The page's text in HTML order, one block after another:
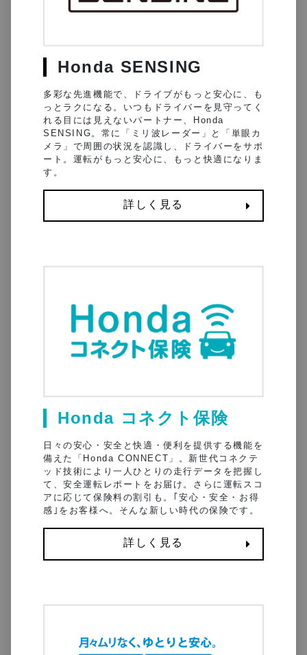
Honda SENSING
多彩な先進機能で、ドライブがもっと安心に、も
っとラクになる。いつもドライバーを見守ってく
れる目には見えないパートナー、Honda
SENSING。常に「ミリ波レーダー」と「単眼カ
メラ」で周囲の状況を認識し、ドライバーをサポ
ート。運転がもっと安心に、もっと快適になりま
す。
詳しく見る
Honda コネクト保険
日々の安心・安全と快適・便利を提供する機能を
備えた「Honda CONNECT」。新世代コネクテ
ッド技術により一人ひとりの走行データを把握し
て、安全運転レポートをお届け。さらに運転スコ
アに応じて保険料の割引も。｢安心・安全・お得
感｣をお客様へ。そんな新しい時代の保険です。
詳しく見る